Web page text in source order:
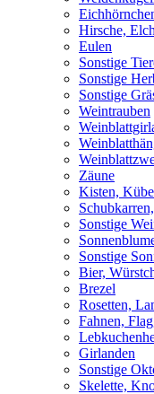
Hirsche,
Eulen
Sonstige
Sonstige
Sonstige
Weintrauben
Zäune
Kisten,
Sonstige
Sonstige
Bier,
Brezel
Rosetten,
Fahnen,
Girlanden
Sonstige
Skelette,